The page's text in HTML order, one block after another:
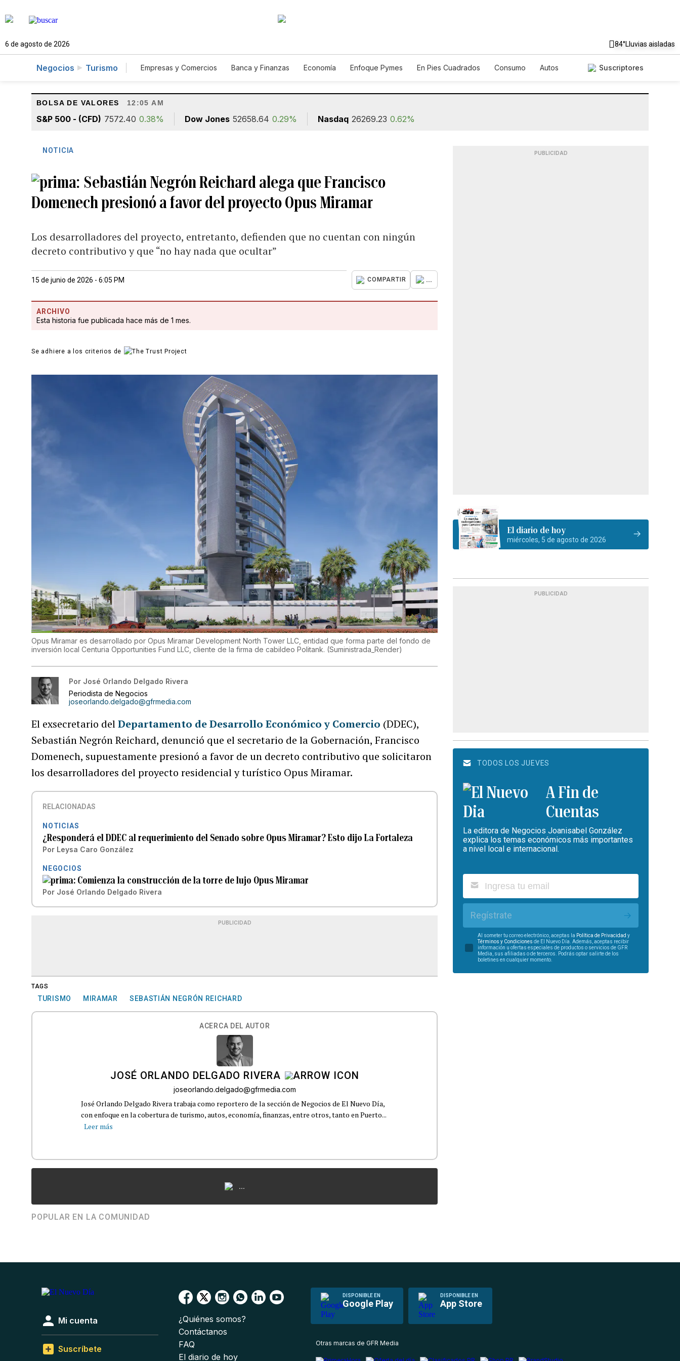
6 de agosto de 2026 84°Lluvias aisladas
Negocios Turismo Empresas y Comercios Banca y Finanzas Economía Enfoque Pymes En Pies Cuadrados Consumo
Autos
Suscriptores
BOLSA DE VALORES 12:05 AM
S&P 500 - (CFD) 7572.40 0.38% Dow Jones 52658.64 0.29% Nasdaq 26269.23 0.62%
NOTICIA
Sebastián Negrón Reichard alega que Francisco
Domenech presionó a favor del proyecto Opus Miramar
Los desarrolladores del proyecto, entretanto, defienden que no cuentan con ningún
decreto contributivo y que “no hay nada que ocultar”
15 de junio de 2026 - 6:05 PM COMPARTIR ...
ARCHIVO
Esta historia fue publicada hace más de 1 mes.
Se adhiere a los criterios de
Opus Miramar es desarrollado por Opus Miramar Development North Tower LLC, entidad que forma parte del fondo de
inversión local Centuria Opportunities Fund LLC, cliente de la firma de cabildeo Politank. (Suministrada_Render)
Por José Orlando Delgado Rivera
Periodista de Negocios
joseorlando.delgado@gfrmedia.com
El exsecretario delDepartamento de Desarrollo Económico y Comercio (DDEC),
Sebastián Negrón Reichard, denunció que el secretario de la Gobernación, Francisco
Domenech, supuestamente presionó a favor de un decreto contributivo que solicitaron
los desarrolladores del proyecto residencial y turístico Opus Miramar.
RELACIONADAS
NOTICIAS
¿Responderá el DDEC al requerimiento del Senado sobre Opus Miramar? Esto dijo La Fortaleza
Por Leysa Caro González
NEGOCIOS
Comienza la construcción de la torre de lujo Opus Miramar
Por José Orlando Delgado Rivera
PUBLICIDAD
TAGS
TURISMO MIRAMAR SEBASTIÁN NEGRÓN REICHARD
ACERCA DEL AUTOR
JOSÉ ORLANDO DELGADO RIVERA
joseorlando.delgado@gfrmedia.com
José Orlando Delgado Rivera trabaja como reportero de la sección de Negocios de El Nuevo Día,
con enfoque en la cobertura de turismo, autos, economía, finanzas, entre otros, tanto en Puerto...
Leer más
...
POPULAR EN LA COMUNIDAD
PUBLICIDAD
El diario de hoy
miércoles, 5 de agosto de 2026
PUBLICIDAD
TODOS LOS JUEVES
A Fin de
Cuentas
La editora de Negocios Joanisabel González
explica los temas económicos más importantes
a nivel local e internacional.
Regístrate
Al someter tu correo electrónico, aceptas la Política de Privacidad y
Términos y Condiciones de El Nuevo Día. Además, aceptas recibir
información u ofertas especiales de productos o servicios de GFR
Media, sus afiliadas o de terceros. Podrás optar salirte de los
boletines en cualquier momento.
DISPONIBLE EN
Google Play
DISPONIBLE EN
App Store
Mi cuenta
Suscríbete
¿Quiénes somos?
Contáctanos
FAQ
El diario de hoy
Otras marcas de GFR Media